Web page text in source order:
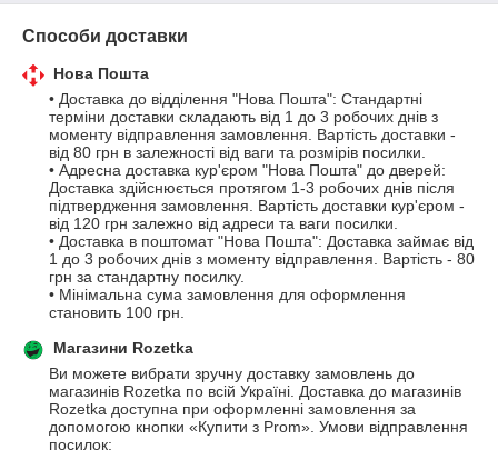
Способи доставки
Нова Пошта
• Доставка до відділення "Нова Пошта": Стандартні
терміни доставки складають від 1 до 3 робочих днів з
моменту відправлення замовлення. Вартість доставки -
від 80 грн в залежності від ваги та розмірів посилки.
• Адресна доставка кур'єром "Нова Пошта" до дверей:
Доставка здійснюється протягом 1-3 робочих днів після
підтвердження замовлення. Вартість доставки кур'єром -
від 120 грн залежно від адреси та ваги посилки.
• Доставка в поштомат "Нова Пошта": Доставка займає від
1 до 3 робочих днів з моменту відправлення. Вартість - 80
грн за стандартну посилку.
• Мінімальна сума замовлення для оформлення
становить 100 грн.
Магазини Rozetka
Ви можете вибрати зручну доставку замовлень до
магазинів Rozetka по всій Україні. Доставка до магазинів
Rozetka доступна при оформленні замовлення за
допомогою кнопки «Купити з Prom». Умови відправлення
посилок: